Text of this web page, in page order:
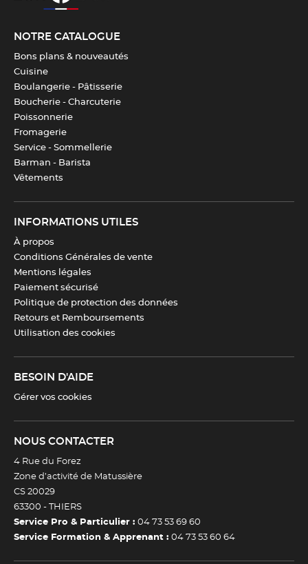
NOTRE CATALOGUE
Bons plans & nouveautés
Cuisine
Boulangerie - Pâtisserie
Boucherie - Charcuterie
Poissonnerie
Fromagerie
Service - Sommellerie
Barman - Barista
Vêtements
INFORMATIONS UTILES
À propos
Conditions Générales de vente
Mentions légales
Paiement sécurisé
Politique de protection des données
Retours et Remboursements
Utilisation des cookies
BESOIN D'AIDE
Gérer vos cookies
NOUS CONTACTER
4 Rue du Forez
Zone d’activité de Matussière
CS 20029
63300 -
THIERS
Service Pro & Particulier : 04 73 53 69 60
Service Formation & Apprenant : 04 73 53 60 64